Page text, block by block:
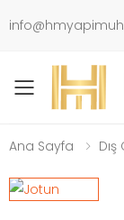
Toggle
Ana Sayfa